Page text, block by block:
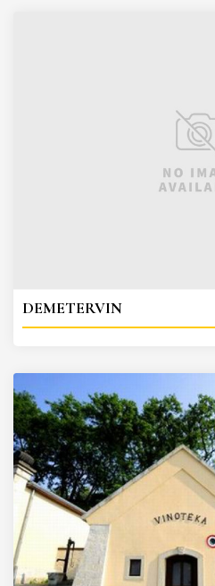
DEMETERVIN